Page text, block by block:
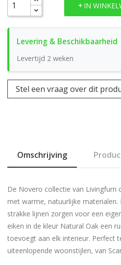
IN
Levertijd 2 weken
Stel een vraag over dit
Omschrijving
De Novero collectie van Livingfurn
met warme, natuurlijke materialen.
strakke lijnen zorgen voor een
eiken in de kleur Natural Oak een
toevoegt aan elk interieur. Perfect
uiteenlopende woonstijlen, van